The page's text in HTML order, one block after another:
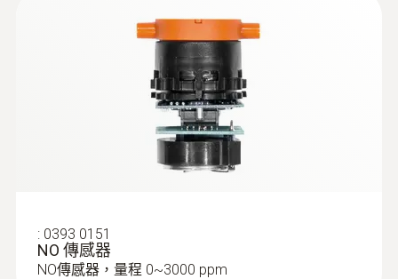
: 0393 0151
NO 傳感器
NO傳感器，量程 0~3000 ppm